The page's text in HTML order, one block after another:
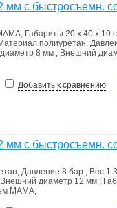
мм c быстросъемн.
; Габариты 20 x 40 x 10
полиуретан;
8 мм ; Внешний
Добавить к сравнению
мм c быстросъемн.
; Давление 8 бар ; Вес
Внешний диаметр 12 мм ;
МАМА;